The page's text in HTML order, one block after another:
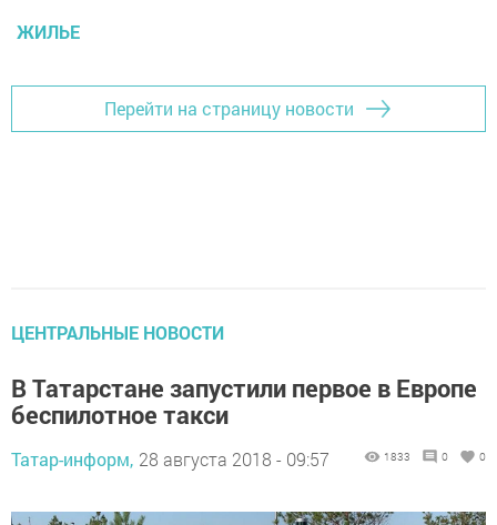
ЖИЛЬЕ
Перейти на страницу новости
ЦЕНТРАЛЬНЫЕ НОВОСТИ
В Татарстане запустили первое в Европе
беспилотное такси
Татар-информ, 28 августа 2018 - 09:57 1833 0 0